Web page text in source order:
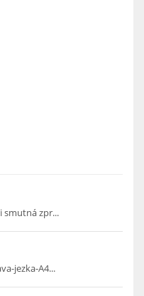
smutná zpr...
jezka-A4...